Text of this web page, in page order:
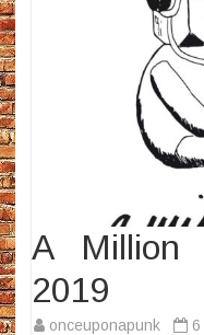
A Million
2019
onceuponapunk